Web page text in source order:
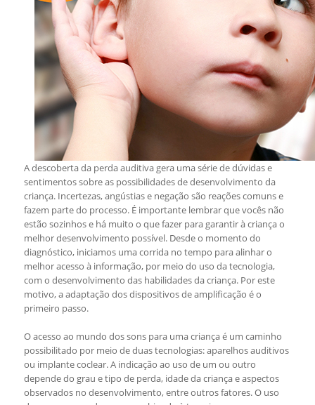
A descoberta da perda auditiva gera uma série de dúvidas e
sentimentos sobre as possibilidades de desenvolvimento da
criança. Incertezas, angústias e negação são reações comuns e
fazem parte do processo. É importante lembrar que vocês não
estão sozinhos e há muito o que fazer para garantir à criança o
melhor desenvolvimento possível. Desde o momento do
diagnóstico, iniciamos uma corrida no tempo para alinhar o
melhor acesso à informação, por meio do uso da tecnologia,
com o desenvolvimento das habilidades da criança. Por este
motivo, a adaptação dos dispositivos de amplificação é o
primeiro passo.
O acesso ao mundo dos sons para uma criança é um caminho
possibilitado por meio de duas tecnologias: aparelhos auditivos
ou implante coclear. A indicação ao uso de um ou outro
depende do grau e tipo de perda, idade da criança e aspectos
observados no desenvolvimento, entre outros fatores. O uso